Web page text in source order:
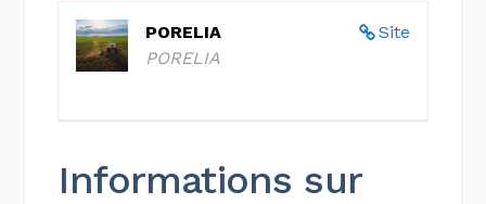
Site
PORELIA
PORELIA
Informations sur